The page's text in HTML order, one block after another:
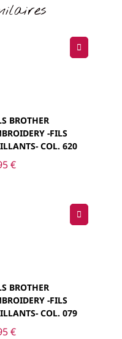
BROTHER
-FILS
COL. 620
€
BROTHER
-FILS
COL. 079
€